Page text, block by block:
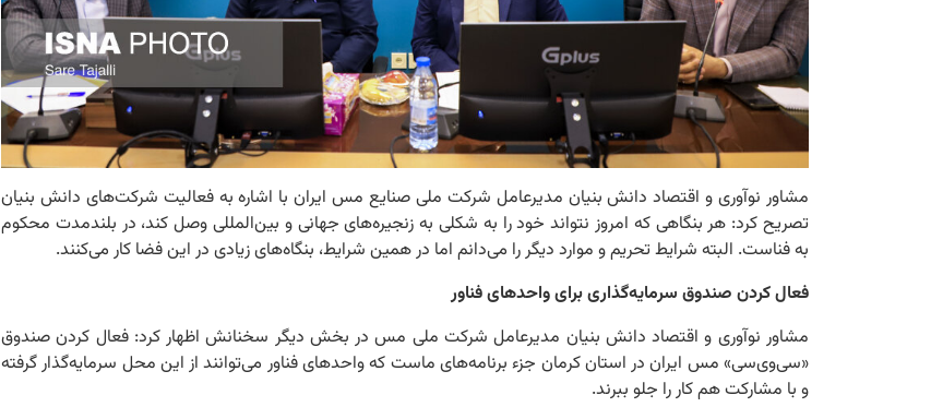
مشاور نوآوری و اقتصاد دانش بنیان مدیرعامل شرکت ملی صنایع مس ایران با اشاره به فعالیت شرکت‌های دانش بنیان
تصریح کرد: هر بنگاهی که امروز نتواند خود را به شکلی به زنجیره‌های جهانی و بین‌المللی وصل کند، در بلندمدت محکوم
به فناست. البته شرایط تحریم و موارد دیگر را می‌دانم اما در همین شرایط، بنگاه‌های زیادی در این فضا کار می‌کنند.
فعال کردن صندوق سرمایه‌گذاری برای واحدهای فناور
مشاور نوآوری و اقتصاد دانش بنیان مدیرعامل شرکت ملی مس در بخش دیگر سخنانش اظهار کرد: فعال کردن صندوق
«سی‌وی‌سی» مس ایران در استان کرمان جزء برنامه‌های ماست که واحدهای فناور می‌توانند از این محل سرمایه‌گذار گرفته
و با مشارکت هم کار را جلو ببرند.